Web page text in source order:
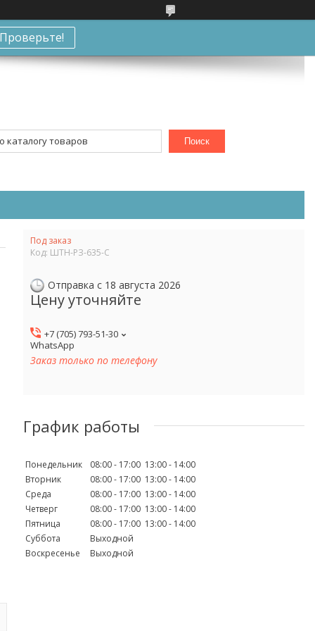
Проверьте!
Поиск
Под заказ
Код: ШТН-РЗ-635-С
Отправка с 18 августа 2026
Цену уточняйте
+7 (705) 793-51-30
WhatsApp
Заказ только по телефону
График работы
Понедельник 08:00 17:00 13:00
14:00
Вторник
08:00 17:00 13:00
14:00
Среда
08:00 17:00 13:00
14:00
Четверг
08:00 17:00 13:00
14:00
Пятница
08:00 17:00 13:00
14:00
Суббота
Выходной
Воскресенье
Выходной